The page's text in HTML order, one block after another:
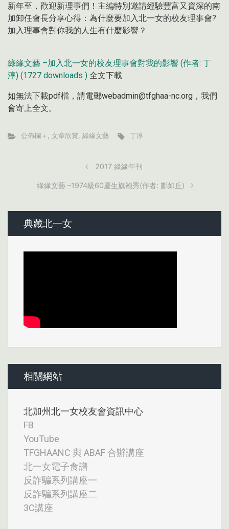
新年至，歡迎新理事們！主編特別邀請經驗豐富又資深的南
加卸任會長分享心得：為什麼要加入北一女的校友理事會?
加入理事會對你我的人生有什麼影響？
綠緣文藝 –加入北一女的校友理事會對我的影響 (作者: 丁
淳) (1727 downloads ) 全文下載
如無法下載pdf檔，請電郵webadmin@tfghaa-nc.org，我們
會寄上全文。
公佈欄＋ , 文章欣賞, 綠緣文藝 丁淳
2017 綠緣年刊
綠緣文藝 –1974級60慶生旗袍秀(作者: 酈如丘)
典藏北一女
相關網站
北加州北一女校友會資訊中心
FB
YouTube
TFGHAANC 與 ABAF 合辦講座
北一女電子食譜
反詐騙系列講座一
反詐騙系列講座二
3C講座